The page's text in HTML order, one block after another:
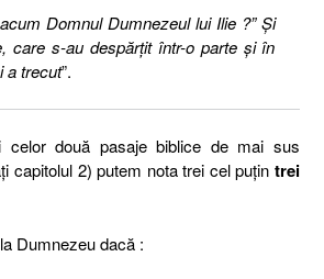
Domnul Dumnezeul lui Ilie ?” Şi
care s-au despărţit într-o parte şi în
a trecut”.
celor două pasaje biblice de mai sus
capitolul 2) putem nota trei cel puţin trei
Dumnezeu dacă :